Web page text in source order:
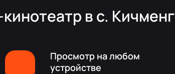
в с.
Просмотр на любом
устройстве